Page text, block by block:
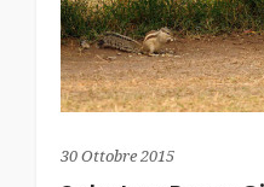
30 Ottobre 2015